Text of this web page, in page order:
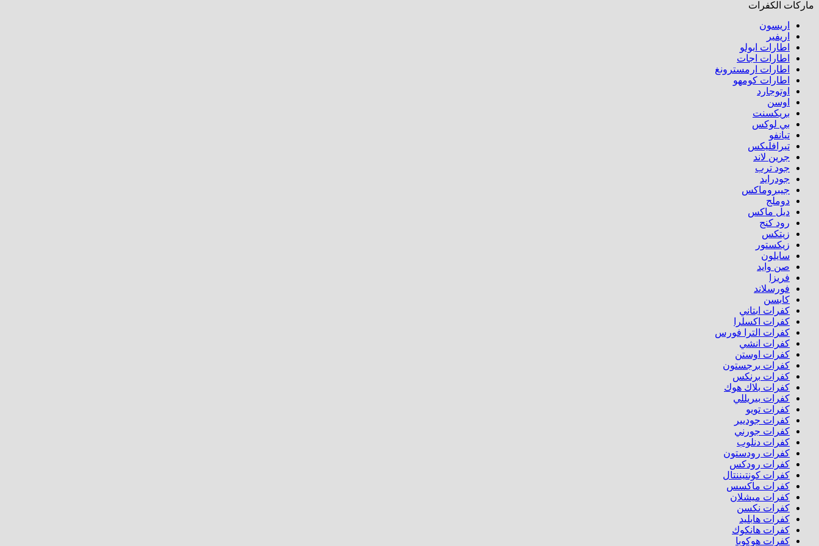
ماركات الكفرات
اريسون
اريفير
اطارات ابولو
اطارات اجات
اطارات ارمسترونغ
اطارات كومهو​
اوتوجارد
اوسن
بريكسنت
بي لوكس
تيانفو
تيرافليكس
جرين لاند
جود ترب
جودرايد
جيبروماكس
دوملج
ديل ماكس
رود كنج
زيتكس
زيكستور
سايلون
صن وايد
فريزا
فورسلاند
كابسن
كفرات ابتاني
كفرات اكسلرا
كفرات الترا فورس
كفرات انشي
كفرات اوستن
كفرات برجستون
كفرات برنكس
كفرات بلاك هوك
كفرات بيريللي
كفرات تويو
كفرات جوديير
كفرات جورني
كفرات دنلوب
كفرات رودستون
كفرات رودكس
كفرات كونتيننتال
كفرات ماكسس
كفرات ميشلان
كفرات نكسن
كفرات هابليد
كفرات هانكوك
كفرات هوكوبا